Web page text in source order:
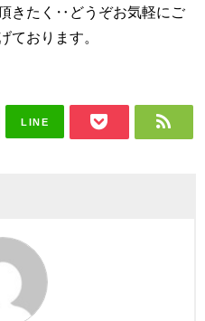
きたく‥どうぞお気軽にご
ております。
LINE